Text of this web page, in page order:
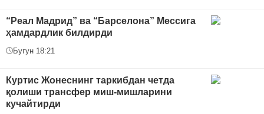
“Реал Мадрид” ва “Барселона” Мессига
ҳамдардлик билдирди
Бугун 18:21
Куртис Жонеснинг таркибдан четда
қолиши трансфер миш-мишларини
кучайтирди